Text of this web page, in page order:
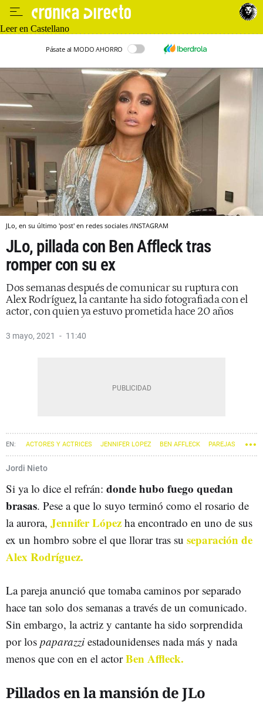
Leer en Castellano
Pásate al MODO AHORRO
JLo, en su último 'post' en redes sociales /INSTAGRAM
JLo, pillada con Ben Affleck tras
romper con su ex
Dos semanas después de comunicar su ruptura con
Alex Rodríguez, la cantante ha sido fotografiada con el
actor, con quien ya estuvo prometida hace 20 años
3 mayo, 2021 11:40
ACTORES Y ACTRICES JENNIFER LOPEZ BEN AFFLECK PAREJAS
Jordi Nieto
Si ya lo dice el refrán: donde hubo fuego quedan
brasas. Pese a que lo suyo terminó como el rosario de
la aurora, Jennifer López ha encontrado en uno de sus
ex un hombro sobre el que llorar tras su separación de
Alex Rodríguez.
La pareja anunció que tomaba caminos por separado
hace tan solo dos semanas a través de un comunicado.
Sin embargo, la actriz y cantante ha sido sorprendida
por los paparazzi estadounidenses nada más y nada
menos que con en el actorBen Affleck.
Pillados en la mansión de JLo